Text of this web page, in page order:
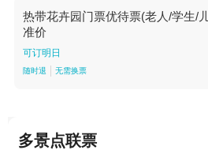
热带花卉园门票优待票(老人/学生/
准价
可订明日
随时退 无需换票
多景点联票